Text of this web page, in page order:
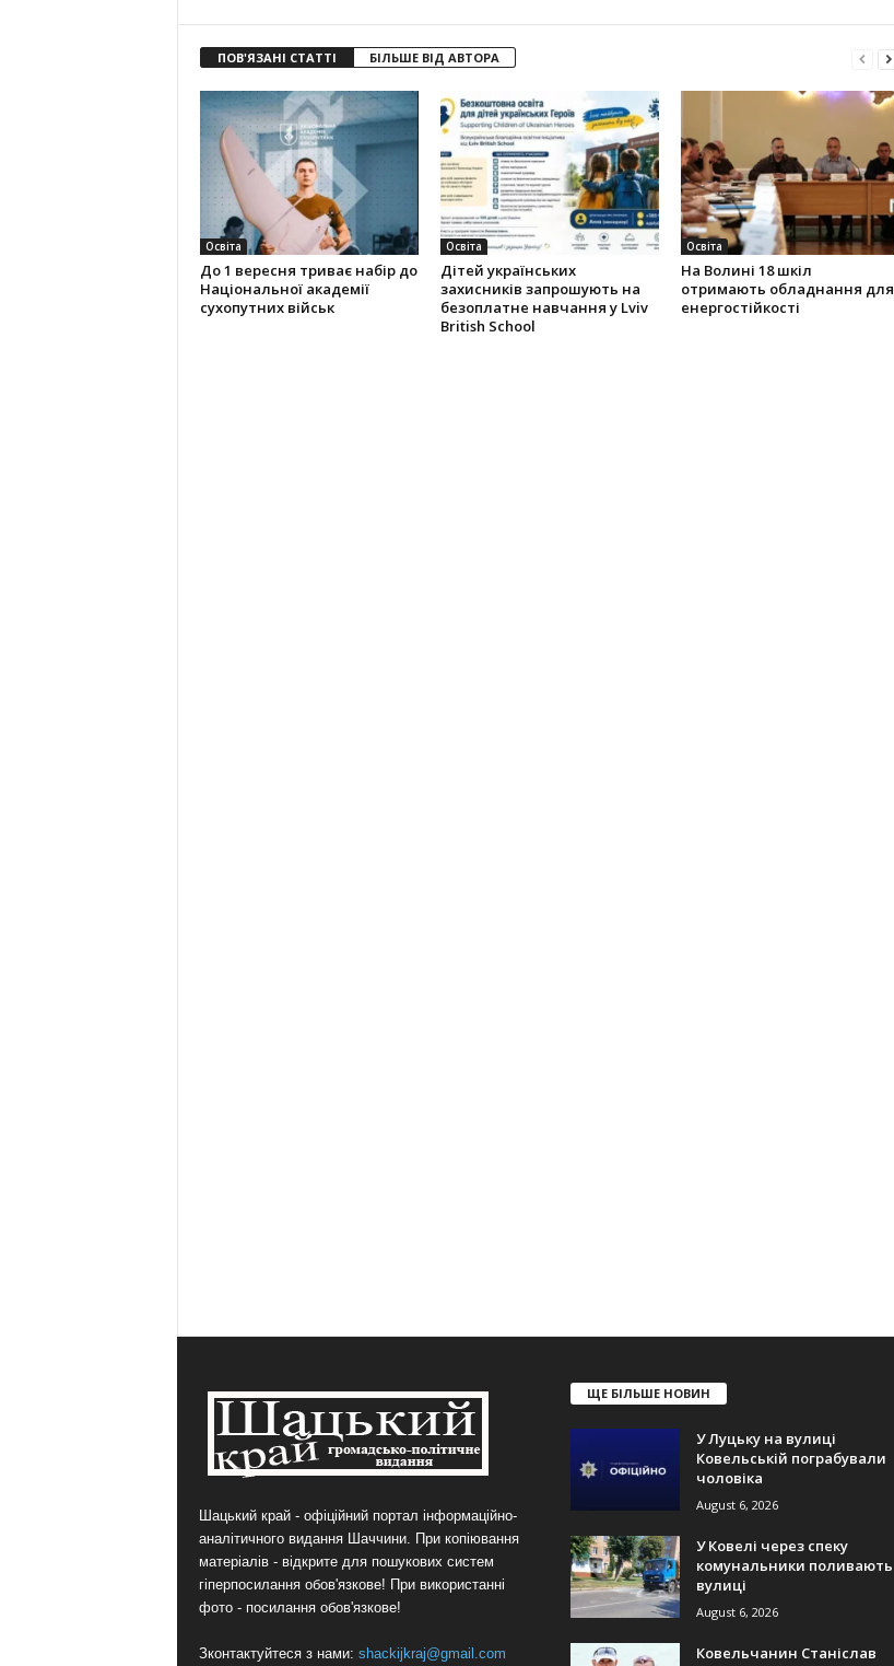
ПОВ'ЯЗАНІ СТАТТІ БІЛЬШЕ ВІД АВТОРА
Освіта
До 1 вересня триває набір до
Національної академії
сухопутних військ
Освіта
Дітей українських
захисників запрошують на
безоплатне навчання у Lviv
British School
Освіта
На Волині 18 шкіл
отримають обладнання для
енергостійкості
Шацький край - офіційний портал інформаційно-
аналітичного видання Шаччини. При копіювання
матеріалів - відкрите для пошукових систем
гіперпосилання обов'язкове! При використанні
фото - посилання обов'язкове!
Зконтактуйтеся з нами: shackijkraj@gmail.com
ЩЕ БІЛЬШЕ НОВИН
У Луцьку на вулиці
Ковельській пограбували
чоловіка
August 6, 2026
У Ковелі через спеку
комунальники поливають
вулиці
August 6, 2026
Ковельчанин Станіслав